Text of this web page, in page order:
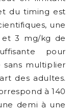
du timing est
une
et 3 mg/kg de
pour
multiplier
des adultes.
à 140
demi à une